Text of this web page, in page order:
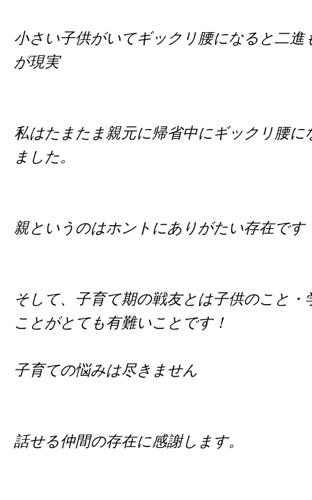
小さい子供がいてギックリ腰になると二進
が現実
私はたまたま親元に帰省中にギックリ腰に
ました。
親というのはホントにありがたい存在です
そして、子育て期の戦友とは子供のこと・
ことがとても有難いことです！
子育ての悩みは尽きません
話せる仲間の存在に感謝します。